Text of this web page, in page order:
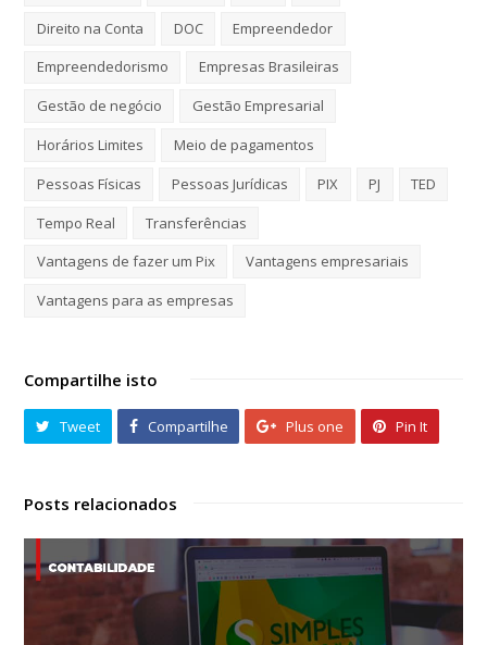
Direito na Conta
DOC
Empreendedor
Empreendedorismo
Empresas Brasileiras
Gestão de negócio
Gestão Empresarial
Horários Limites
Meio de pagamentos
Pessoas Físicas
Pessoas Jurídicas PIX PJ
TED
Tempo Real
Transferências
Vantagens de fazer um Pix
Vantagens empresariais
Vantagens para as empresas
Compartilhe isto
Tweet Compartilhe Plus one Pin It
Posts relacionados